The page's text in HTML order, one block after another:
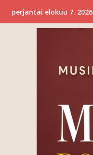
perjantai elokuu 7. 2026